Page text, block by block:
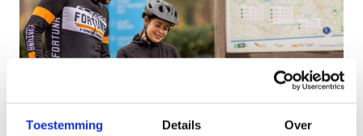
Toestemming Details Over